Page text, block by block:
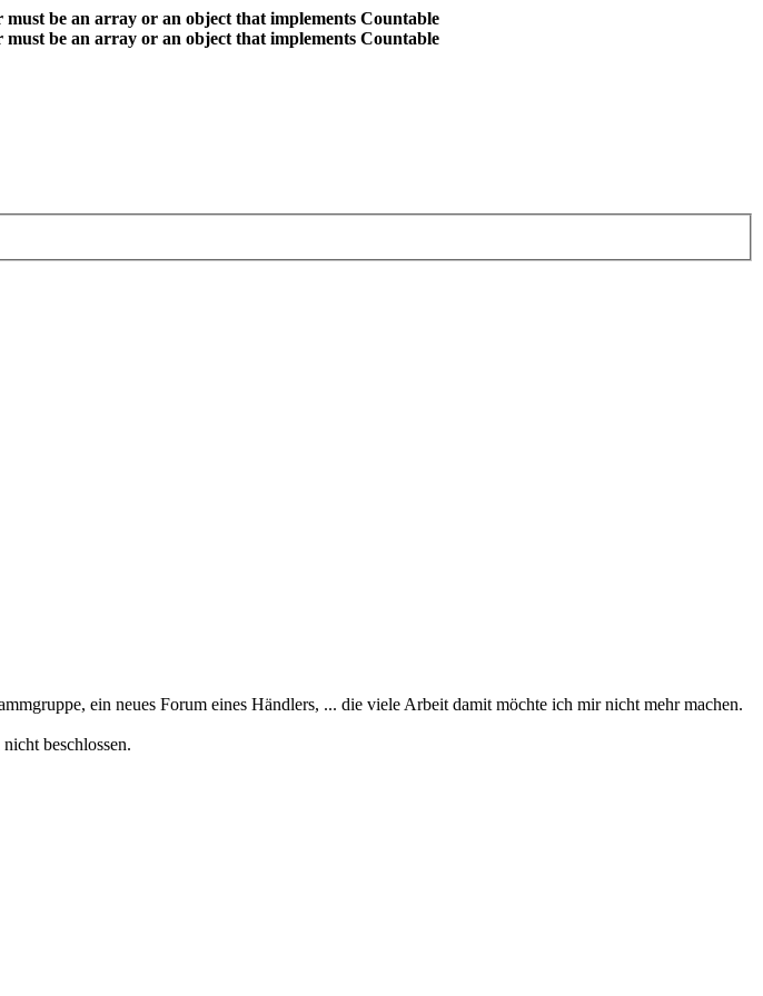
must be an array or an object that implements Countable
must be an array or an object that implements Countable
ein neues Forum eines Händlers, ... die viele Arbeit damit möchte ich mir nicht mehr machen.
beschlossen.